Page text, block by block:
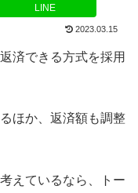
LINE
2023.03.15
済できる方式を採用
ほか、返済額も調整
えているなら、トー